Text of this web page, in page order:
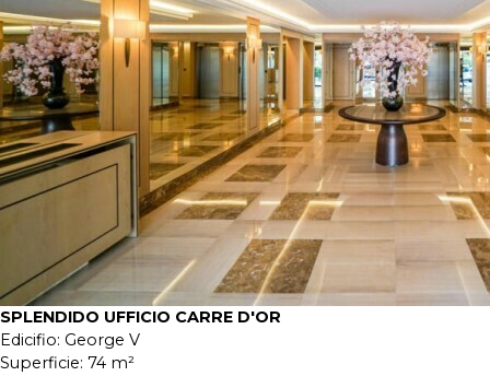
SPLENDIDO UFFICIO CARRE D'OR
Edicifio: George V
Superficie: 74 m²